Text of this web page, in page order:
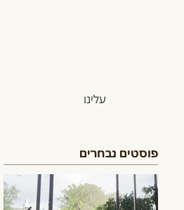
עלינו
פוסטים נבחרים